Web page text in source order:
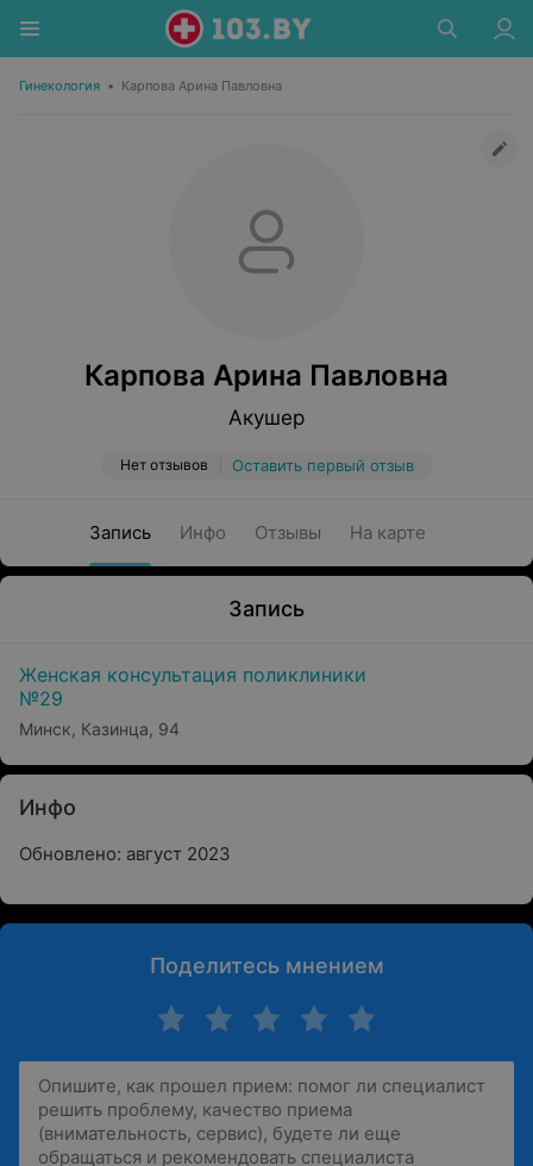
Гинекология • Карпова Арина Павловна
Карпова Арина Павловна
Акушер
Нет отзывов Оставить первый отзыв
Запись Инфо Отзывы На карте
Запись
Женская консультация поликлиники
№29
Минск, Казинца, 94
Инфо
Обновлено: август 2023
Поделитесь мнением